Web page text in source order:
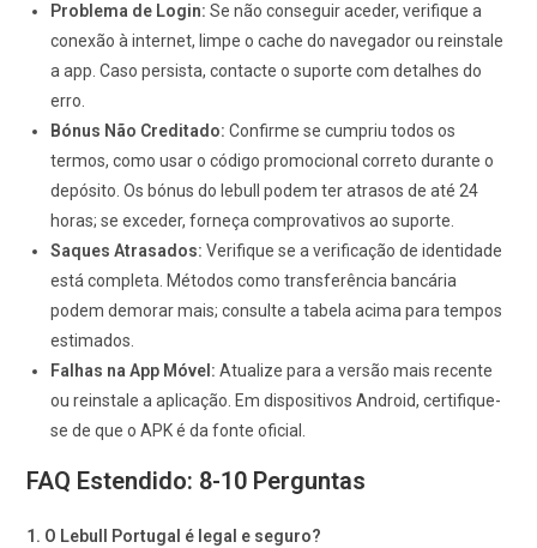
Problema de Login: Se não conseguir aceder, verifique a
conexão à internet, limpe o cache do navegador ou reinstale
a app. Caso persista, contacte o suporte com detalhes do
erro.
Bónus Não Creditado: Confirme se cumpriu todos os
termos, como usar o código promocional correto durante o
depósito. Os bónus do lebull podem ter atrasos de até 24
horas; se exceder, forneça comprovativos ao suporte.
Saques Atrasados: Verifique se a verificação de identidade
está completa. Métodos como transferência bancária
podem demorar mais; consulte a tabela acima para tempos
estimados.
Falhas na App Móvel: Atualize para a versão mais recente
ou reinstale a aplicação. Em dispositivos Android, certifique-
se de que o APK é da fonte oficial.
FAQ Estendido: 8-10 Perguntas
1. O Lebull Portugal é legal e seguro?